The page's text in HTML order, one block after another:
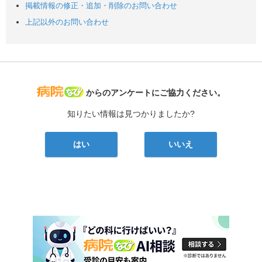
掲載情報の修正・追加・削除のお問い合わせ
上記以外のお問い合わせ
病院なび
からのアンケートにご協力ください。
知りたい情報は見つかりましたか?
はい いいえ